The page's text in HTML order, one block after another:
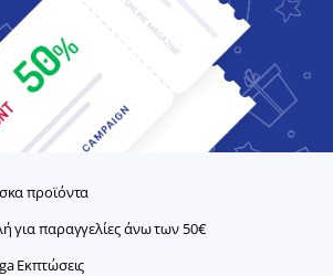
προϊόντα
για παραγγελίες άνω των 50€
Εκπτώσεις